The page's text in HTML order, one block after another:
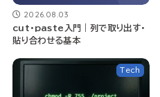
2026.08.03
cut・paste入門｜列で取り出す・
貼り合わせる基本
Tech